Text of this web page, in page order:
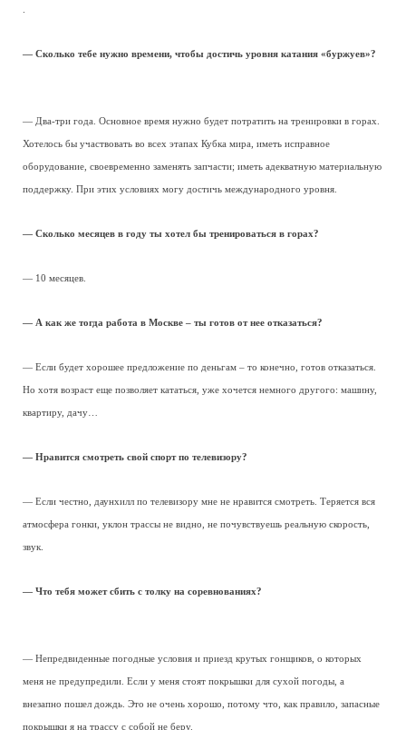
.
— Сколько тебе нужно времени, чтобы достичь уровня катания «буржуев»?
— Два-три года. Основное время нужно будет потратить на тренировки в горах.
Хотелось бы участвовать во всех этапах Кубка мира, иметь исправное
оборудование, своевременно заменять запчасти; иметь адекватную материальную
поддержку. При этих условиях могу достичь международного уровня.
— Сколько месяцев в году ты хотел бы тренироваться в горах?
— 10 месяцев.
— А как же тогда работа в Москве – ты готов от нее отказаться?
— Если будет хорошее предложение по деньгам – то конечно, готов отказаться.
Но хотя возраст еще позволяет кататься, уже хочется немного другого: машину,
квартиру, дачу…
— Нравится смотреть свой спорт по телевизору?
— Если честно, даунхилл по телевизору мне не нравится смотреть. Теряется вся
атмосфера гонки, уклон трассы не видно, не почувствуешь реальную скорость,
звук.
— Что тебя может сбить с толку на соревнованиях?
— Непредвиденные погодные условия и приезд крутых гонщиков, о которых
меня не предупредили. Если у меня стоят покрышки для сухой погоды, а
внезапно пошел дождь. Это не очень хорошо, потому что, как правило, запасные
покрышки я на трассу с собой не беру.